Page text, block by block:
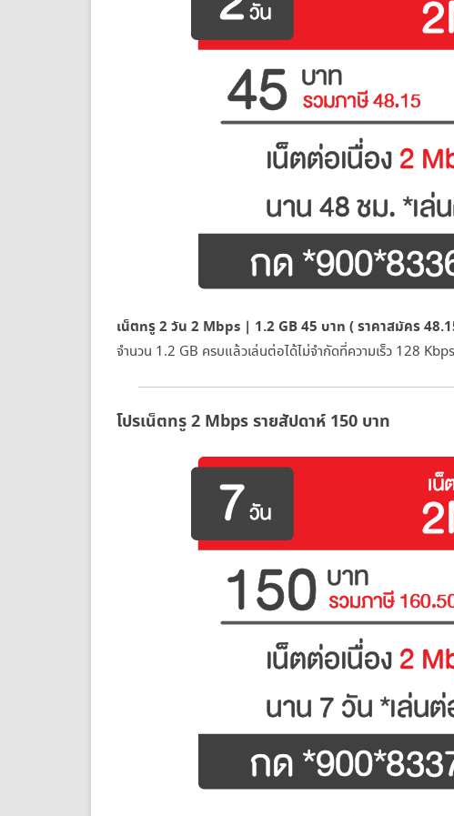
เน็ตทรู 2 วัน 2 Mbps | 1.2 GB 45 บาท ( ราคาสมัคร
จำนวน 1.2 GB ครบแล้วเล่นต่อได้ไม่จำกัดที่ความเร็ว 128
โปรเน็ตทรู 2 Mbps รายสัปดาห์ 150 บาท